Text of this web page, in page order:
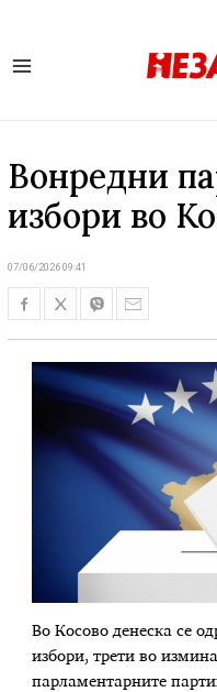
Вонредни
избори во
07/06/2026 09:41
Во Косово денеска се
избори, трети во
парламентарните